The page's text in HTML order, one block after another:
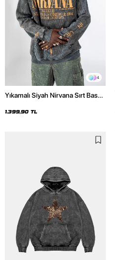
4
Yıkamalı Siyah Nirvana Sırt Baskılı
1.399,90 TL